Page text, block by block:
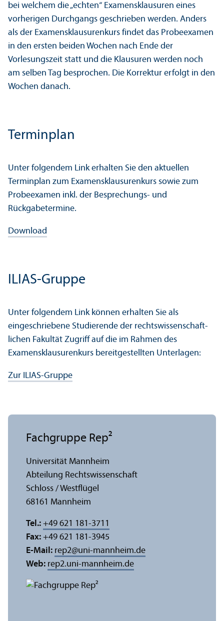
bei welchem die „echten“ Examensklausuren eines
vorherigen Durchgangs geschrieben werden. Anders
als der Examensklausurenkurs findet das Probeexamen
in den ersten beiden Wochen nach Ende der
Vorlesungs­zeit statt und die Klausuren werden noch
am selben Tag besprochen. Die Korrektur erfolgt in den
Wochen danach.
Terminplan
Unter folgendem Link erhalten Sie den aktuellen
Terminplan zum Examensklausurenkurs sowie zum
Probeexamen inkl. der Besprechungs- und
Rückgabetermine.
Download
ILIAS-Gruppe
Unter folgendem Link können erhalten Sie als
eingeschriebene Studierende der rechts­wissenschaft­
lichen Fakultät Zugriff auf die im Rahmen des
Examensklausurenkurs bereitgestellten Unter­lagen:
Zur ILIAS-Gruppe
Fach­gruppe Rep²
Universität Mannheim
Abteilung Rechts­wissenschaft
Schloss / Westflügel
68161 Mannheim
Tel.: +49 621 181-3711
Fax: +49 621 181-3945
E-Mail: rep2@uni-mannheim.de
Web: rep2.uni-mannheim.de